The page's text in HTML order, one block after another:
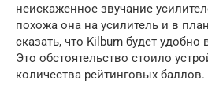
неискаженное звучание
похожа она на усилитель и в
сказать, что Kilburn будет удобно
Это обстоятельство стоило
количества рейтинговых баллов.